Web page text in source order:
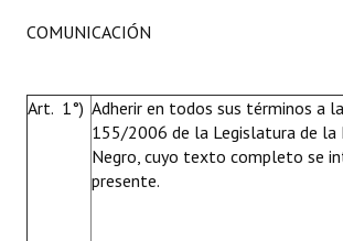
COMUNICACIÓN
Art. 1°) Adherir en todos sus términos a
155/2006 de la Legislatura de la
Negro, cuyo texto completo se
presente.